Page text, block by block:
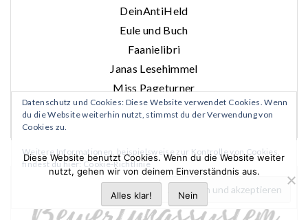
DeinAntiHeld
Eule und Buch
Faanielibri
Janas Lesehimmel
Miss Pageturner
Trallafittibooks
Datenschutz und Cookies: Diese Website verwendet Cookies. Wenn
du die Website weiterhin nutzt, stimmst du der Verwendung von
Cookies zu.
Weitere Informationen, beispielsweise zur Kontrolle von Cookies,
findest du hier:Cookie-Richtlinie
Diese Website benutzt Cookies. Wenn du die Website weiter
nutzt, gehen wir von deinem Einverständnis aus.
Alles klar! Nein